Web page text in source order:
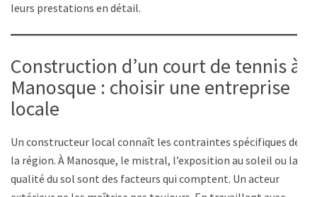
leurs prestations en détail.
Construction d’un court de tennis à
Manosque : choisir une entreprise
locale
Un constructeur local connaît les contraintes spécifiques de
la région. À Manosque, le mistral, l’exposition au soleil ou la
qualité du sol sont des facteurs qui comptent. Un acteur